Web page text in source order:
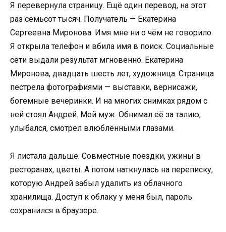
Я перевернула страницу. Ещё один перевод, на этот
раз семьсот тысяч. Получатель — Екатерина
Сергеевна Миронова. Имя мне ни о чём не говорило.
Я открыла телефон и вбила имя в поиск. Социальные
сети выдали результат мгновенно. Екатерина
Миронова, двадцать шесть лет, художница. Страница
пестрела фотографиями — выставки, вернисажи,
богемные вечеринки. И на многих снимках рядом с
ней стоял Андрей. Мой муж. Обнимал её за талию,
улыбался, смотрел влюблёнными глазами.
Я листала дальше. Совместные поездки, ужины в
ресторанах, цветы. А потом наткнулась на переписку,
которую Андрей забыл удалить из облачного
хранилища. Доступ к облаку у меня был, пароль
сохранился в браузере.